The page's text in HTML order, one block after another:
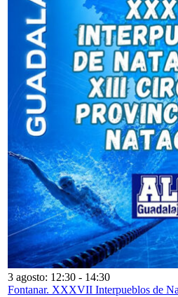
3 agosto: 12:30 - 14:30
Fontanar. XXXVII Interpueblos de